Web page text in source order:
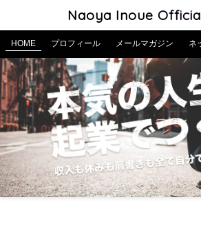
Naoya Inoue
HOME プロフィール メールマガジン ネ